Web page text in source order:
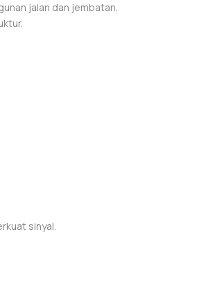
jalan dan jembatan,
sinyal.